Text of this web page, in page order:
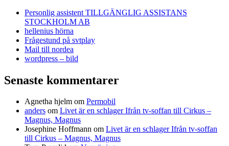
Personlig assistent TILLGÄNGLIG ASSISTANS
STOCKHOLM AB
hellenius hörna
Frågestund på svtplay
Mail till nordea
wordpress – bild
Senaste kommentarer
Agnetha hjelm om Permobil
anders om Livet är en schlager Ifrån tv-soffan till Cirkus –
Magnus, Magnus
Josephine Hoffmann om Livet är en schlager Ifrån tv-soffan
till Cirkus – Magnus, Magnus